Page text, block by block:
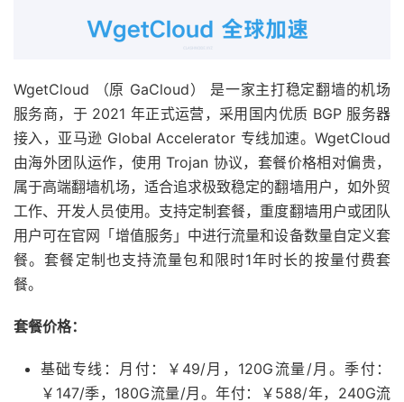
WgetCloud （原 GaCloud） 是一家主打稳定翻墙的机场
服务商，于 2021 年正式运营，采用国内优质 BGP 服务器
接入，亚马逊 Global Accelerator 专线加速。WgetCloud
由海外团队运作，使用 Trojan 协议，套餐价格相对偏贵，
属于高端翻墙机场，适合追求极致稳定的翻墙用户，如外贸
工作、开发人员使用。支持定制套餐，重度翻墙用户或团队
用户可在官网「增值服务」中进行流量和设备数量自定义套
餐。套餐定制也支持流量包和限时1年时长的按量付费套
餐。
套餐价格：
基础专线：月付：￥49/月，120G流量/月。季付：
￥147/季，180G流量/月。年付：￥588/年，240G流